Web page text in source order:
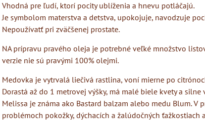
Vhodná pre ľudí, ktorí pocity ublíženia a hnevu potláčajú.
Je symbolom materstva a detstva, upokojuje, navodzuje
Nepoužívatť pri zväčšenej prostate.
NA prípravu pravého oleja je potrebné veľké množstvo
verzie nie sú pravými 100% olejmi.
Medovka je vytrvalá liečivá rastlina, voní mierne po
Dorastá až do 1 metrovej výšky, má malé biele kvety a
Melissa je známa ako Bastard balzam alebo medu Blum.
problémoch pokožky, dýchacích a žalúdočných ťažkostiach